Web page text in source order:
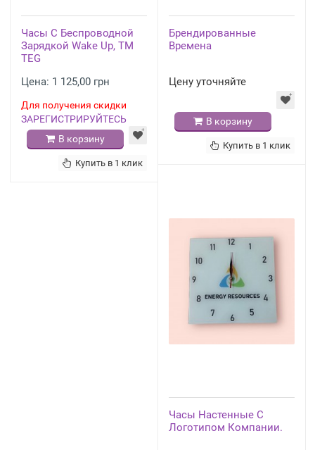
Часы С Беспроводной
Зарядкой Wake Up, TM
TEG
Цена: 1 125,00 грн
Для получения скидки
ЗАРЕГИСТРИРУЙТЕСЬ
В корзину
Купить в 1 клик
Брендированные
Времена
Цену уточняйте
В корзину
Купить в 1 клик
Часы Настенные С
Логотипом Компании.